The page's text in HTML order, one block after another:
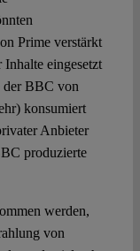
Prime verstärkt
eingesetzt
der BBC von
konsumiert
Anbieter
produzierte
werden,
von